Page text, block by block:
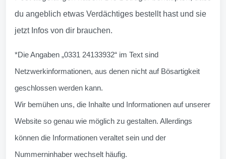
du angeblich etwas Verdächtiges bestellt hast und sie
jetzt Infos von dir brauchen.
*Die Angaben „0331 24133932“ im Text sind
Netzwerkinformationen, aus denen nicht auf Bösartigkeit
geschlossen werden kann.
Wir bemühen uns, die Inhalte und Informationen auf unserer
Website so genau wie möglich zu gestalten. Allerdings
können die Informationen veraltet sein und der
Nummerninhaber wechselt häufig.